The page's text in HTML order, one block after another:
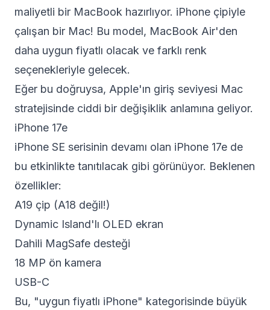
maliyetli bir MacBook hazırlıyor. iPhone çipiyle
çalışan bir Mac! Bu model, MacBook Air'den
daha uygun fiyatlı olacak ve farklı renk
seçenekleriyle gelecek.
Eğer bu doğruysa, Apple'ın giriş seviyesi Mac
stratejisinde ciddi bir değişiklik anlamına geliyor.
iPhone 17e
iPhone SE serisinin devamı olan iPhone 17e de
bu etkinlikte tanıtılacak gibi görünüyor. Beklenen
özellikler:
A19 çip (A18 değil!)
Dynamic Island'lı OLED ekran
Dahili MagSafe desteği
18 MP ön kamera
USB-C
Bu, "uygun fiyatlı iPhone" kategorisinde büyük